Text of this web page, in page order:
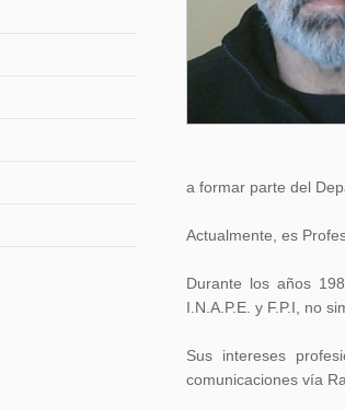
a formar parte del
Actualmente, es
Durante los años
I.N.A.P.E. y F.P.I, no
Sus intereses
comunicaciones vía